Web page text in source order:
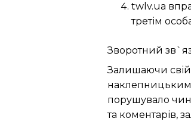
twlv.ua
третім
Зворотний
Залишаючи свій
наклепницьким,
порушувало
та коментарів,